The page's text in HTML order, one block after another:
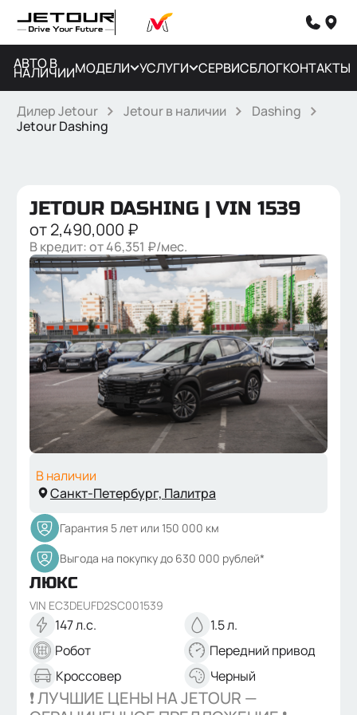
АВТО В
НАЛИЧИИМОДЕЛИ УСЛУГИ СЕРВИСБЛОГКОНТАКТЫ
Дилер Jetour Jetour в наличии
Dashing
Jetour Dashing
JETOUR DASHING | VIN 1539
от2,490,000 ₽
В кредит: от46,351 ₽/мес.
В наличии
Санкт-Петербург, Палитра
Гарантия 5 лет или 150 000 км
Выгода на покупку до 630 000 рублей*
ЛЮКС
VIN EC3DEUFD2SC001539
147л.с. 1.5л.
Робот
Передний привод
Кроссовер
Черный
❗️ ЛУЧШИЕ ЦЕНЫ НА JETOUR —